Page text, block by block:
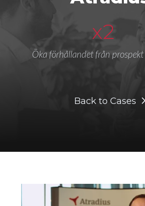
x2
Öka förhållandet från
Back to Cases